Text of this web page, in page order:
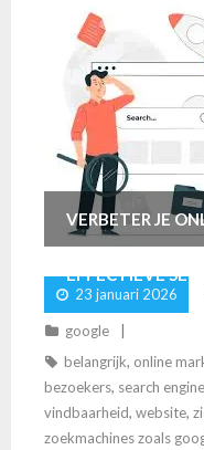
VERBETER JE
EFFECTIEVE
23 januari 2026
google
belangrijk, online
bezoekers, search
vindbaarheid, website,
zoekmachines zoals